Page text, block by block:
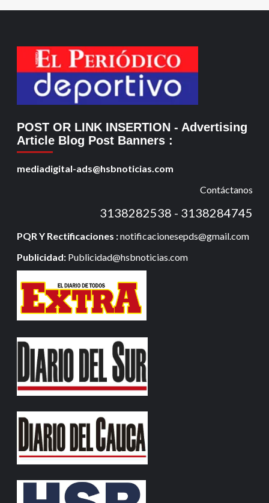
POST OR LINK INSERTION - Advertising
Article Blog Post Banners :
mediadigital-ads@hsbnoticias.com
Contáctanos
3138282538 - 3138284745
PQR Y Rectificaciones :notificacionesepds@gmail.com
Publicidad: Publicidad@hsbnoticias.com